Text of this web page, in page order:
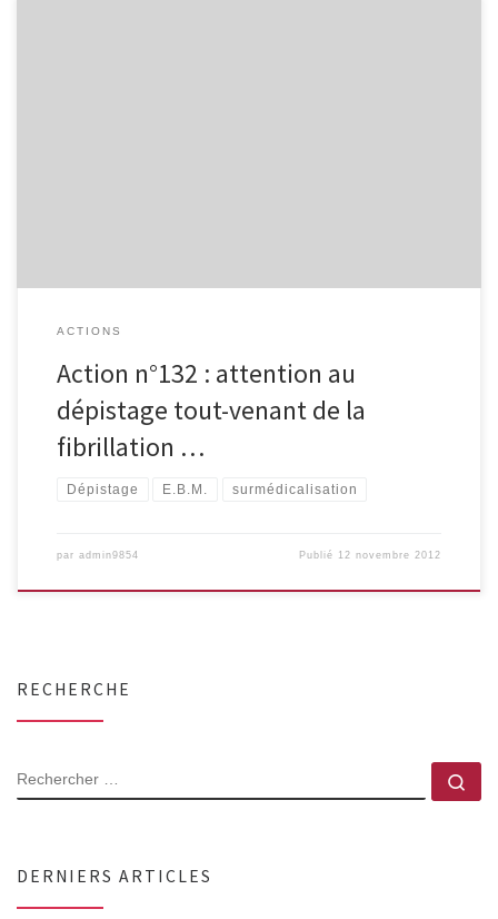
ACTIONS
Action n°132 : attention au
dépistage tout-venant de la
fibrillation …
Dépistage E.B.M. surmédicalisation
par admin9854 Publié 12 novembre 2012
RECHERCHE
RECHERCHER
DERNIERS ARTICLES